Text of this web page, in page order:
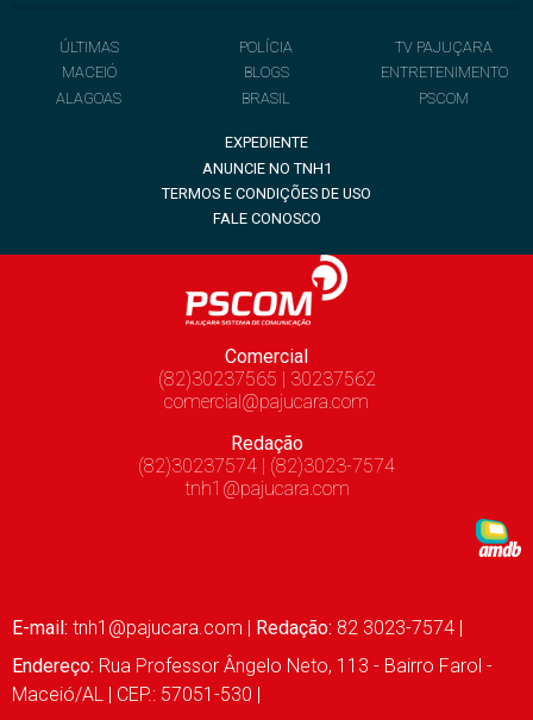
ÚLTIMAS
MACEIÓ
ALAGOAS
POLÍCIA
BLOGS
BRASIL
TV PAJUÇARA
ENTRETENIMENTO
PSCOM
EXPEDIENTE
ANUNCIE NO TNH1
TERMOS E CONDIÇÕES DE USO
FALE CONOSCO
Comercial
(82)30237565 | 30237562
comercial@pajucara.com
Redação
(82)30237574 | (82)3023-7574
tnh1@pajucara.com
E-mail: tnh1@pajucara.com Redação: 82 3023-7574 |
Endereço: Rua Professor Ângelo Neto, 113 - Bairro Farol -
Maceió/AL | CEP.: 57051-530 |